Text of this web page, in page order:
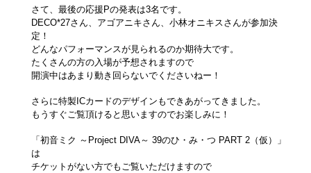
さて、最後の応援Pの発表は3名です。
DECO*27さん、アゴアニキさん、小林オニキスさんが参加決
定！
どんなパフォーマンスが見られるのか期待大です。
たくさんの方の入場が予想されますので
開演中はあまり動き回らないでくださいねー！
さらに特製ICカードのデザインもできあがってきました。
もうすぐご覧頂けると思いますのでお楽しみに！
「初音ミク ～Project DIVA～ 39のひ・み・つ PART 2（仮）」
は
チケットがない方でもご覧いただけますので